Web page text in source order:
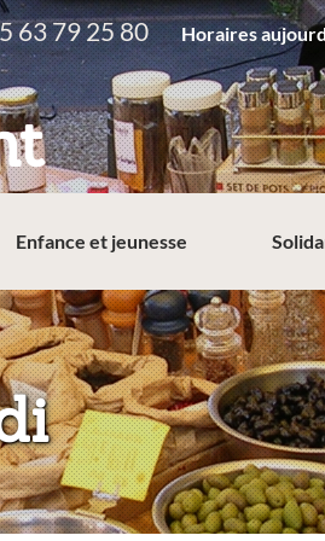
63 79 25 80 Horaires
Enfance et jeunesse
: